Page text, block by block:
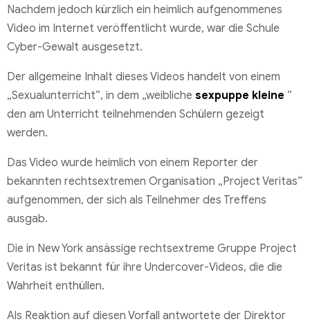
Nachdem jedoch kürzlich ein heimlich aufgenommenes
Video im Internet veröffentlicht wurde, war die Schule
Cyber-Gewalt ausgesetzt.
Der allgemeine Inhalt dieses Videos handelt von einem
„Sexualunterricht“, in dem „weibliche sexpuppe kleine “
den am Unterricht teilnehmenden Schülern gezeigt
werden.
Das Video wurde heimlich von einem Reporter der
bekannten rechtsextremen Organisation „Project Veritas“
aufgenommen, der sich als Teilnehmer des Treffens
ausgab.
Die in New York ansässige rechtsextreme Gruppe Project
Veritas ist bekannt für ihre Undercover-Videos, die die
Wahrheit enthüllen.
Als Reaktion auf diesen Vorfall antwortete der Direktor